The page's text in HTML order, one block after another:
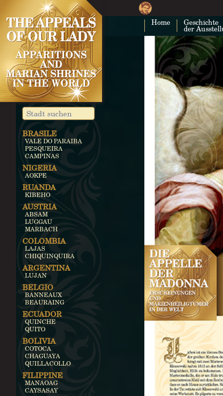
Home Geschichte
der
BRASILE
VALE DO PARAIBA
PESQUEIRA
CAMPINAS
NIGERIA
AOKPE
RUANDA
KIBEHO
AUSTRIA
ABSAM
LUGGAU
MARBACH
COLOMBIA
LAJAS
CHIQUINQUIRA
ARGENTINA
LUJAN
BELGIO
BANNEAUX
BEAURAING
ECUADOR
QUINCHE
QUITO
BOLIVIA
COTOCA
CHAGUAYA
QUILLACOLLO
FILIPPINE
MANAOAG
CAYSASAY